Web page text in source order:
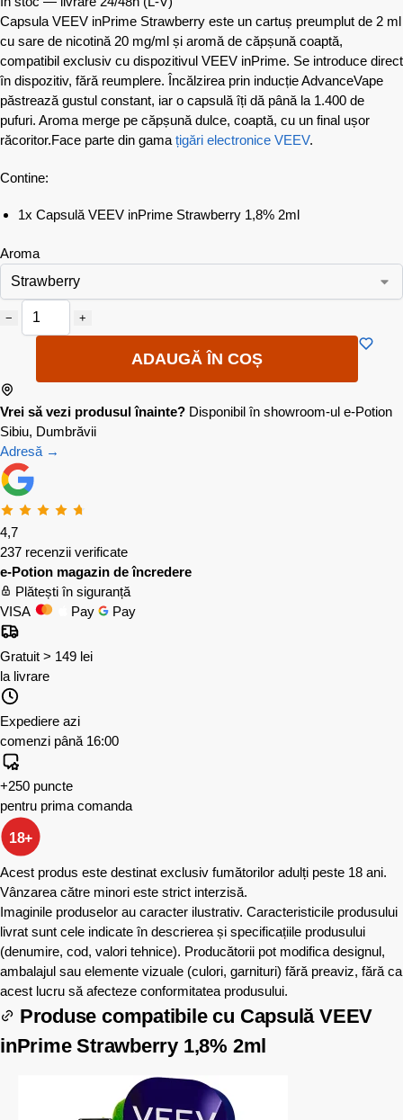
Capsula VEEV inPrime Strawberry este un cartuș preumplut de 2 ml
cu sare de nicotină 20 mg/ml și aromă de căpșună coaptă,
compatibil exclusiv cu dispozitivul VEEV inPrime. Se introduce direct
în dispozitiv, fără reumplere. Încălzirea prin inducție AdvanceVape
păstrează gustul constant, iar o capsulă îți dă până la 1.400 de
pufuri. Aroma merge pe căpșună dulce, coaptă, cu un final ușor
răcoritor.Face parte din gama țigări electronice VEEV.
Contine:
1x Capsulă VEEV inPrime Strawberry 1,8% 2ml
Aroma
− +
ADAUGĂ ÎN COȘ
Vrei să vezi produsul înainte? Disponibil în showroom-ul e-Potion
Sibiu, Dumbrăvii
Adresă →
4,7
237 recenzii verificate
e-Potion magazin de încredere
Plătești în siguranță
VISA
Pay Pay
Gratuit > 149 lei
la livrare
Expediere azi
comenzi până 16:00
+250 puncte
pentru prima comanda
18+
Acest produs este destinat exclusiv fumătorilor adulți peste 18 ani.
Vânzarea către minori este strict interzisă.
Imaginile produselor au caracter ilustrativ. Caracteristicile produsului
livrat sunt cele indicate în descrierea și specificațiile produsului
(denumire, cod, valori tehnice). Producătorii pot modifica designul,
ambalajul sau elemente vizuale (culori, garnituri) fără preaviz, fără ca
acest lucru să afecteze conformitatea produsului.
Produse compatibile cu Capsulă VEEV
inPrime Strawberry 1,8% 2ml